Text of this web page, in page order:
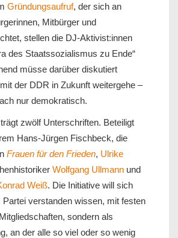
Gründungsaufruf, der sich an
Mitbürger und
stellen die DJ-Aktivist:innen
des Staatssozialismus zu Ende“
müsse darüber diskutiert
der DDR in Zukunft weitergehe –
nur demokratisch.
zwölf Unterschriften. Beteiligt
Hans-Jürgen Fischbeck, die
Frauen für den Frieden, Ulrike
Wolfgang Ullmann und
Weiß. Die Initiative will sich
Partei verstanden wissen, mit festen
sondern als
an der alle so viel oder so wenig